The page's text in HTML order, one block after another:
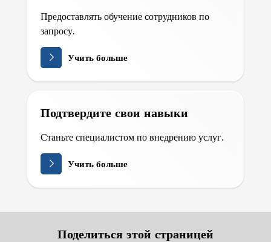
Предоставлять обучение сотрудников по
запросу.
Учить больше
Подтвердите свои навыки
Станьте специалистом по внедрению услуг.
Учить больше
Поделиться этой страницей